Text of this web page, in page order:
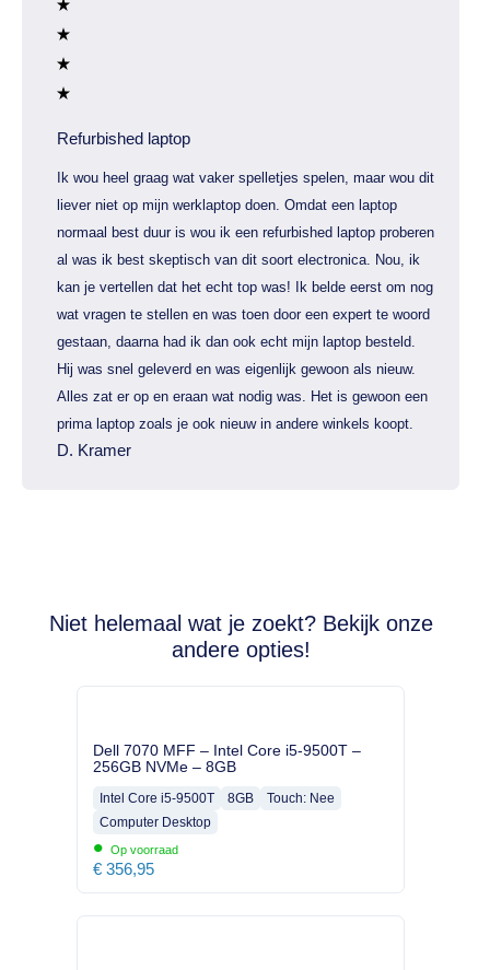
Refurbished laptop
Ik wou heel graag wat vaker spelletjes spelen, maar wou dit
liever niet op mijn werklaptop doen. Omdat een laptop
normaal best duur is wou ik een refurbished laptop proberen
al was ik best skeptisch van dit soort electronica. Nou, ik
kan je vertellen dat het echt top was! Ik belde eerst om nog
wat vragen te stellen en was toen door een expert te woord
gestaan, daarna had ik dan ook echt mijn laptop besteld.
Hij was snel geleverd en was eigenlijk gewoon als nieuw.
Alles zat er op en eraan wat nodig was. Het is gewoon een
prima laptop zoals je ook nieuw in andere winkels koopt.
D. Kramer
Niet helemaal wat je zoekt? Bekijk onze
andere opties!
Dell 7070 MFF – Intel Core i5-9500T –
256GB NVMe – 8GB
Intel Core i5-9500T 8GB
Touch: Nee
Computer Desktop
• Op voorraad
€ 356,95